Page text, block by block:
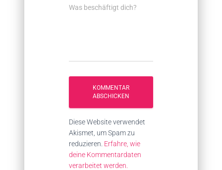
Was beschäftigt dich?
Diese Website verwendet
Akismet, um Spam zu
reduzieren. Erfahre, wie
deine Kommentardaten
verarbeitet werden.